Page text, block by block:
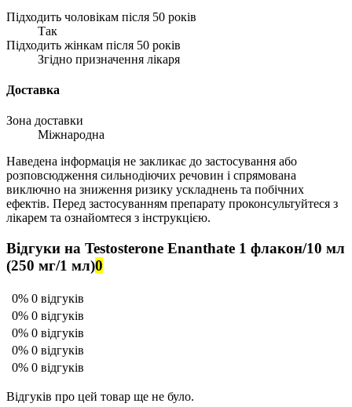
Підходить чоловікам після 50 років
Так
Підходить жінкам після 50 років
Згідно призначення лікаря
Доставка
Зона доставки
Міжнародна
Наведена інформація не закликає до застосування або
розповсюдження сильнодіючих речовин і спрямована
виключно на зниження ризику ускладнень та побічних
ефектів. Перед застосуванням препарату проконсультуйтеся з
лікарем та ознайомтеся з інструкцією.
Відгуки на Testosterone Enanthate 1 флакон/10 мл
(250 мг/1 мл)0
0% 0 відгуків
0% 0 відгуків
0% 0 відгуків
0% 0 відгуків
0% 0 відгуків
Відгуків про цей товар ще не було.